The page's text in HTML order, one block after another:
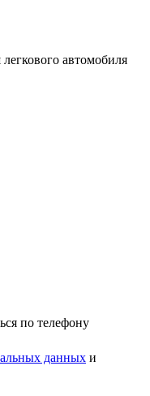
автомобиля
по телефону
данных и